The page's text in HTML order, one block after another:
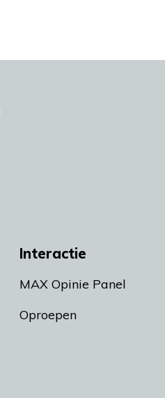
Interactie
MAX Opinie Panel
Oproepen